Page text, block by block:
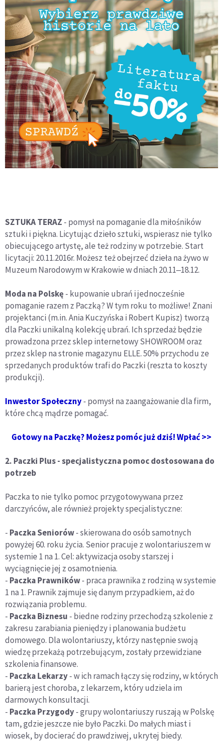
SZTUKA TERAZ - pomysł na pomaganie dla miłośników
sztuki i piękna. Licytując dzieło sztuki, wspierasz nie tylko
obiecującego artystę, ale też rodziny w potrzebie. Start
licytacji: 20.11.2016r. Możesz też obejrzeć dzieła na żywo w
Muzeum Narodowym w Krakowie w dniach 20.11‒18.12.
Moda na Polskę- kupowanie ubrań i jednocześnie
pomaganie razem z Paczką? W tym roku to możliwe! Znani
projektanci (m.in. Ania Kuczyńska i Robert Kupisz) tworzą
dla Paczki unikalną kolekcję ubrań. Ich sprzedaż będzie
prowadzona przez sklep internetowy SHOWROOM oraz
przez sklep na stronie magazynu ELLE. 50% przychodu ze
sprzedanych produktów trafi do Paczki (reszta to koszty
produkcji).
Inwestor Społeczny- pomysł na zaangażowanie dla firm,
które chcą mądrze pomagać.
Gotowy na Paczkę? Możesz pomóc już dziś! Wpłać >>
2. Paczki Plus - specjalistyczna pomoc dostosowana do
potrzeb
Paczka to nie tylko pomoc przygotowywana przez
darczyńców, ale również projekty specjalistyczne:
- Paczka Seniorów- skierowana do osób samotnych
powyżej 60. roku życia. Senior pracuje z wolontariuszem w
systemie 1 na 1. Cel: aktywizacja osoby starszej i
wyciągnięcie jej z osamotnienia.
- Paczka Prawników- praca prawnika z rodziną w systemie
1 na 1. Prawnik zajmuje się danym przypadkiem, aż do
rozwiązania problemu.
- Paczka Biznesu - biedne rodziny przechodzą szkolenie z
zakresu zarabiania pieniędzy i planowania budżetu
domowego. Dla wolontariuszy, którzy następnie swoją
wiedzę przekażą potrzebującym, zostały przewidziane
szkolenia finansowe.
- Paczka Lekarzy- w ich ramach łączy się rodziny, w których
barierą jest choroba, z lekarzem, który udziela im
darmowych konsultacji.
- Paczka Przygody- grupy wolontariuszy ruszają w Polskę
tam, gdzie jeszcze nie było Paczki. Do małych miast i
wiosek, by docierać do prawdziwej, ukrytej biedy.